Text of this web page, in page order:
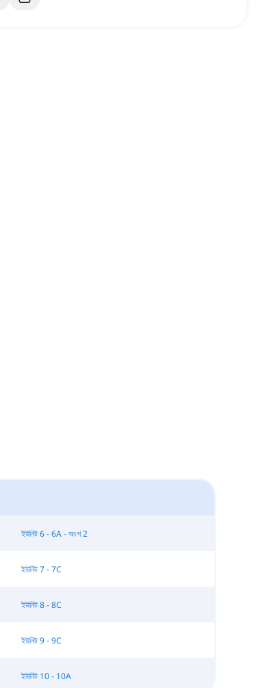
ইউনিট 6 - 6A - অংশ 2
ইউনিট 7 - 7C
ইউনিট 8 - 8C
ইউনিট 9 - 9C
ইউনিট 10 - 10A